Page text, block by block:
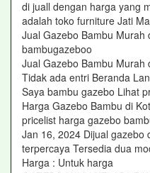
di juall dengan harga yang
adalah toko furniture Jati
Jual Gazebo Bambu Murah
bambugazeboo
Jual Gazebo Bambu
Tidak ada entri Beranda
Saya bambu gazebo Lihat
Harga Gazebo Bambu di
pricelist harga gazebo
Jan 16, 2024 Dijual gazebo
terpercaya Tersedia dua
Harga : Untuk harga